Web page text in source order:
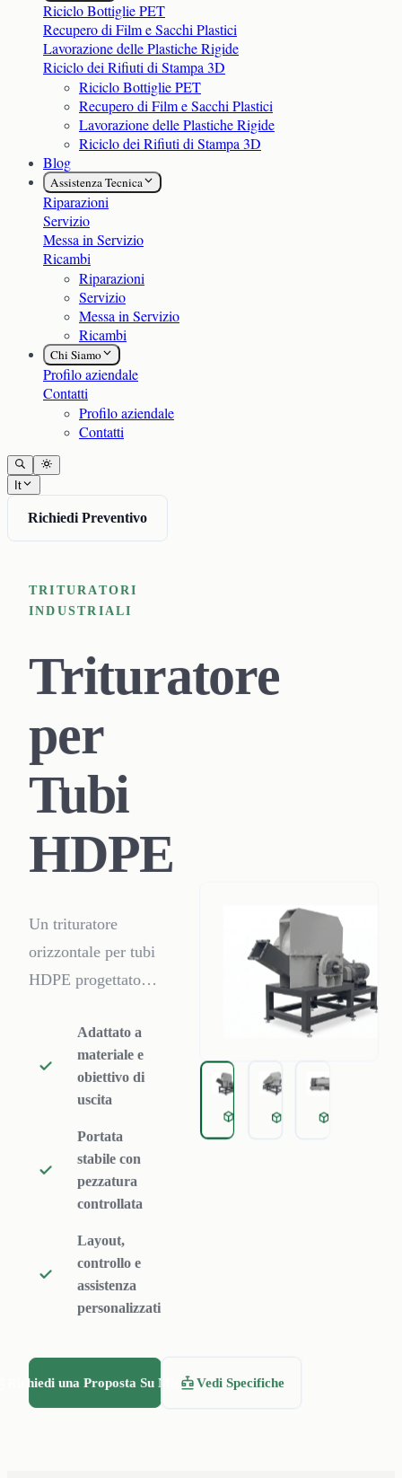
Riciclo Bottiglie PET
Recupero di Film e Sacchi Plastici
Lavorazione delle Plastiche Rigide
Riciclo dei Rifiuti di Stampa 3D
Riciclo Bottiglie PET
Recupero di Film e Sacchi Plastici
Lavorazione delle Plastiche Rigide
Riciclo dei Rifiuti di Stampa 3D
Blog
Assistenza Tecnica
Riparazioni
Servizio
Messa in Servizio
Ricambi
Riparazioni
Servizio
Messa in Servizio
Ricambi
Chi Siamo
Profilo aziendale
Contatti
Profilo aziendale
Contatti
It
Richiedi Preventivo
TRITURATORI
INDUSTRIALI
Trituratore
per
Tubi
HDPE
Un trituratore
orizzontale per tubi
HDPE progettato
grande diametro. La
tramoggia a canale,
il pistone idraulico
velocità riducono
tubi lunghi e fasci a
parete spessa prima
granulazione.
Adattato a
materiale e
obiettivo di
uscita
Portata
stabile con
pezzatura
controllata
Layout,
controllo e
assistenza
personalizzati
Richiedi una Proposta Su MisuraVedi Specifiche
Horizontal heavy
Single